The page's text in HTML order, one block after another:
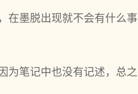
在墨脱出现就不会有什么事
为笔记中也没有记述，总之